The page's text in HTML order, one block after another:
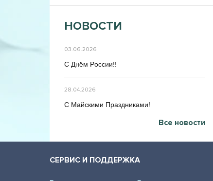
НОВОСТИ
03.06.2026
C Днём Poccии!!
28.04.2026
C Maйcкими Праздниками!
Все новости
СЕРВИС И ПОДДЕРЖКА